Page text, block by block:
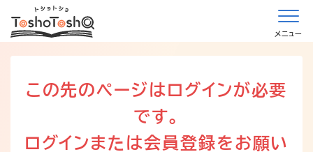
メニュー
この先のページはログインが必要
です。
ログインまたは会員登録をお願い